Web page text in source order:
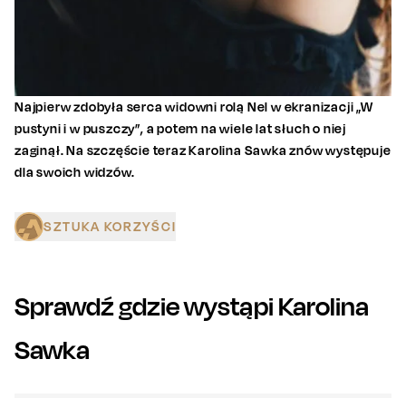
Najpierw zdobyła serca widowni rolą Nel w ekranizacji „W
pustyni i w puszczy”, a potem na wiele lat słuch o niej
zaginął. Na szczęście teraz Karolina Sawka znów występuje
dla swoich widzów.
SZTUKA KORZYŚCI
Sprawdź gdzie wystąpi Karolina
Sawka